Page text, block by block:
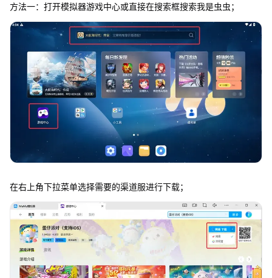
方法一：打开模拟器游戏中心或直接在搜索框搜索我是虫虫；
在右上角下拉菜单选择需要的渠道服进行下载；